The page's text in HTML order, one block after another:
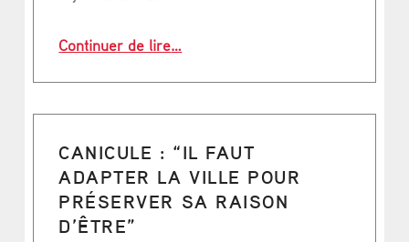
Continuer de lire…
CANICULE : “IL FAUT
ADAPTER LA VILLE POUR
PRÉSERVER SA RAISON
D’ÊTRE”